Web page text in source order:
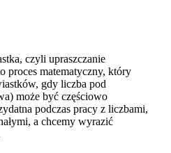
czyli upraszczanie
proces matematyczny, który
gdy liczba pod
może być częściowo
podczas pracy z liczbami,
a chcemy wyrazić